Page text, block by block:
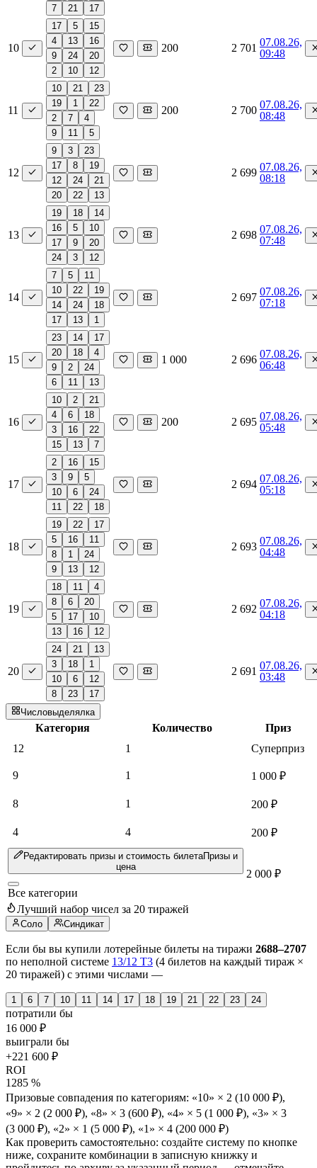
7
21 17
10
17 5
15
4
13
16
9
24
20
2
10 12
200 2 701 07.08.26,
09:48
11
10 21
23
19
1
22
2
7
4
9
11 5
200 2 700 07.08.26,
08:48
12
9 3
23
17
8
19
12
24
21
20
22 13
2 699 07.08.26,
08:18
13
19 18
14
16
5
10
17
9
20
24
3 12
2 698 07.08.26,
07:48
14
7 5
11
10
22
19
14
24
18
17
13 1
2 697 07.08.26,
07:18
15
23 14
17
20
18
4
9
2
24
6
11 13
1 000 2 696 07.08.26,
06:48
16
10 2
21
4
6
18
3
16
22
15
13 7
200 2 695 07.08.26,
05:48
17
2 16
15
3
9
5
10
6
24
11
22 18
2 694 07.08.26,
05:18
18
19 22
17
5
16
11
8
1
24
9
13 12
2 693 07.08.26,
04:48
19
18 11
4
8
6
20
5
17
10
13
16 12
2 692 07.08.26,
04:18
20
24 21
13
3
18
1
10
6
12
8
23 17
2 691 07.08.26,
03:48
Числовыделялка
Категория Количество
Приз
12
1 Суперприз
9 1 1 000 ₽
8 1 200 ₽
4 4 200 ₽
Редактировать призы и стоимость билетаПризы и
цена
Все категории
2 000 ₽
Лучший набор чисел за 20 тиражей
Соло Синдикат
Если бы вы купили лотерейные билеты на тиражи 2688–2707
по неполной системе 13/12 T3 (4 билетов на каждый тираж ×
20 тиражей) с этими числами —
1 6 7 10 11 14 17 18 19 21 22 23 24
потратили бы
16 000 ₽
выиграли бы
+221 600 ₽
ROI
1285 %
Призовые совпадения по категориям: «10» × 2 (10 000 ₽),
«9» × 2 (2 000 ₽), «8» × 3 (600 ₽), «4» × 5 (1 000 ₽), «3» × 3
(3 000 ₽), «2» × 1 (5 000 ₽), «1» × 4 (200 000 ₽)
Как проверить самостоятельно: создайте систему по кнопке
ниже, сохраните комбинации в записную книжку и